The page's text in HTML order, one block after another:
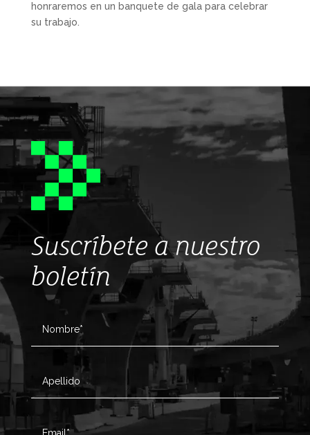
honraremos en un banquete de gala para celebrar
su trabajo.
Suscríbete a nuestro
boletín